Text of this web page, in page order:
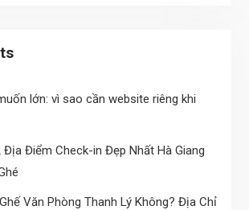
lớn: vì sao cần website riêng khi
Địa Điểm Check-in Đẹp Nhất Hà Giang
Văn Phòng Thanh Lý Không? Địa Chỉ